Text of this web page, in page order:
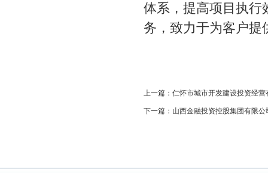
体系，提高项目执行
务，致力于为客户提
上一篇： 仁怀市城市开发建设投资经
下一篇： 山西金融投资控股集团有限